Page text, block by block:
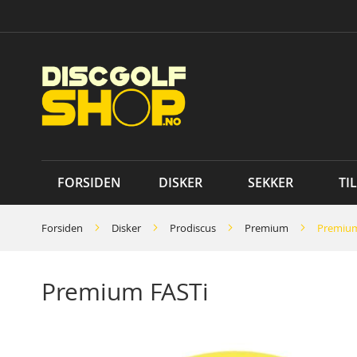
to
FORSIDEN DISKER SEKKER
Forsiden Disker Prodiscus Premium
Premium FASTi